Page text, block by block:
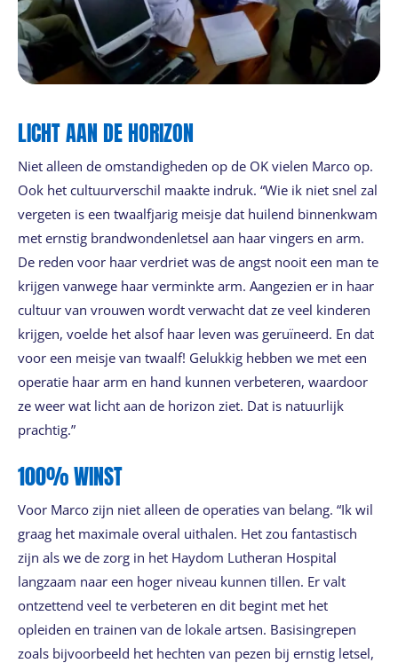
LICHT AAN DE HORIZON
Niet alleen de omstandigheden op de OK vielen Marco op.
Ook het cultuurverschil maakte indruk. “Wie ik niet snel zal
vergeten is een twaalfjarig meisje dat huilend binnenkwam
met ernstig brandwondenletsel aan haar vingers en arm.
De reden voor haar verdriet was de angst nooit een man te
krijgen vanwege haar verminkte arm. Aangezien er in haar
cultuur van vrouwen wordt verwacht dat ze veel kinderen
krijgen, voelde het alsof haar leven was geruïneerd. En dat
voor een meisje van twaalf! Gelukkig hebben we met een
operatie haar arm en hand kunnen verbeteren, waardoor
ze weer wat licht aan de horizon ziet. Dat is natuurlijk
prachtig.”
100% WINST
Voor Marco zijn niet alleen de operaties van belang. “Ik wil
graag het maximale overal uithalen. Het zou fantastisch
zijn als we de zorg in het Haydom Lutheran Hospital
langzaam naar een hoger niveau kunnen tillen. Er valt
ontzettend veel te verbeteren en dit begint met het
opleiden en trainen van de lokale artsen. Basisingrepen
zoals bijvoorbeeld het hechten van pezen bij ernstig letsel,